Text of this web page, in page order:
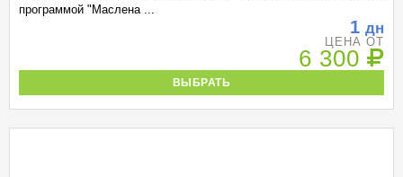
программой "Маслена ...
1 дн
ЦЕНА ОТ
6 300
ВЫБРАТЬ